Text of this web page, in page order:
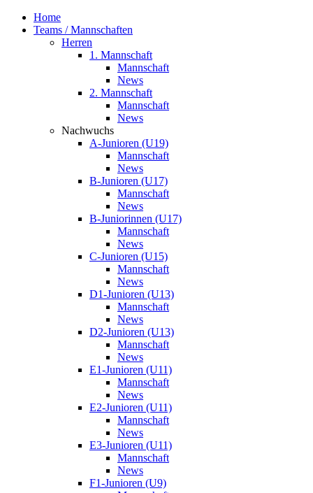
Home
Teams / Mannschaften
Herren
1. Mannschaft
Mannschaft
News
2. Mannschaft
Mannschaft
News
Nachwuchs
A-Junioren (U19)
Mannschaft
News
B-Junioren (U17)
Mannschaft
News
B-Juniorinnen (U17)
Mannschaft
News
C-Junioren (U15)
Mannschaft
News
D1-Junioren (U13)
Mannschaft
News
D2-Junioren (U13)
Mannschaft
News
E1-Junioren (U11)
Mannschaft
News
E2-Junioren (U11)
Mannschaft
News
E3-Junioren (U11)
Mannschaft
News
F1-Junioren (U9)